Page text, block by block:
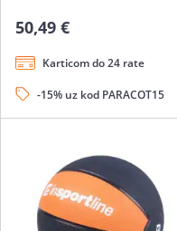
50,49 €
Karticom do 24 rate
-15% uz kod PARACOT15